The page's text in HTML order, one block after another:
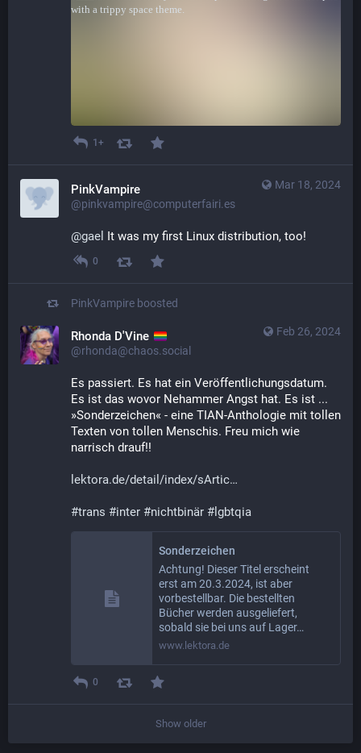
1+
Mar 18, 2024
PinkVampire
@pinkvampire@computerfairi.es
@gael It was my first Linux distribution, too!
0
PinkVampire boosted
Feb 26, 2024
Rhonda D'Vine
@rhonda@chaos.social
Es passiert. Es hat ein Veröffentlichungsdatum.
Es ist das wovor Nehammer Angst hat. Es ist ...
»Sonderzeichen« - eine TIAN-Anthologie mit tollen
Texten von tollen Menschis. Freu mich wie
narrisch drauf!!
lektora.de/detail/index/sArtic
#trans #inter #nichtbinär # lgbtqia
Sonderzeichen
Achtung! Dieser Titel erscheint
erst am 20.3.2024, ist aber
vorbestellbar. Die bestellten
Bücher werden ausgeliefert,
sobald sie bei uns auf Lager…
www.lektora.de
0
Show older